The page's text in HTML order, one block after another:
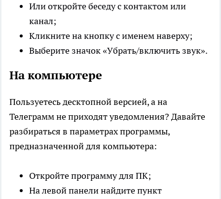
Или откройте беседу с контактом или
канал;
Кликните на кнопку с именем наверху;
Выберите значок «Убрать/включить звук».
На компьютере
Пользуетесь десктопной версией, а на
Телеграмм не приходят уведомления? Давайте
разбираться в параметрах программы,
предназначенной для компьютера:
Откройте программу для ПК;
На левой панели найдите пункт